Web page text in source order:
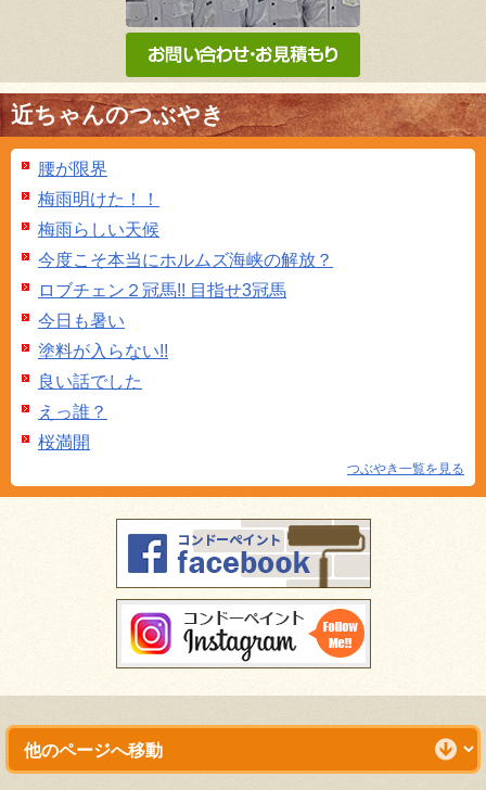
近ちゃんのつぶやき
腰が限界
梅雨明けた！！
梅雨らしい天候
今度こそ本当にホルムズ海峡の解放？
ロブチェン２冠馬!! 目指せ3冠馬
今日も暑い
塗料が入らない!!
良い話でした
えっ誰？
桜満開
つぶやき一覧を見る